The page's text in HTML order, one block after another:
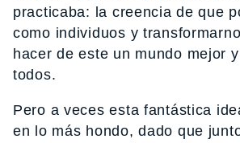
practicaba: la creencia de que
como individuos y
hacer de este un mundo mejor
todos.
Pero a veces esta fantástica
en lo más hondo, dado que